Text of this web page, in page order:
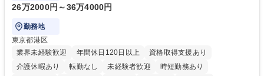
26万2000円～36万4000円
勤務地
東京都港区
業界未経験歓迎
年間休日120日以上
資格取得支援あり
介護休暇あり
転勤なし 未経験者歓迎
時短勤務あり